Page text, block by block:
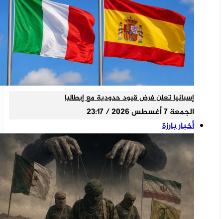
إسبانيا تعلن فرض قيود حدودية مع إيطاليا
الجمعة 7 أغسطس 2026 / 23:17
أخبار بارزة